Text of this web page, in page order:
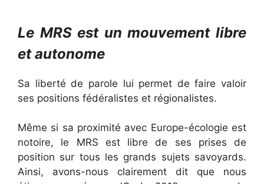
Le MRS est un mouvement libre
et autonome
Sa liberté de parole lui permet de faire valoir
ses positions fédéralistes et régionalistes.
Même si sa proximité avec Europe-écologie est
notoire, le MRS est libre de ses prises de
position sur tous les grands sujets savoyards.
Ainsi, avons-nous clairement dit que nous